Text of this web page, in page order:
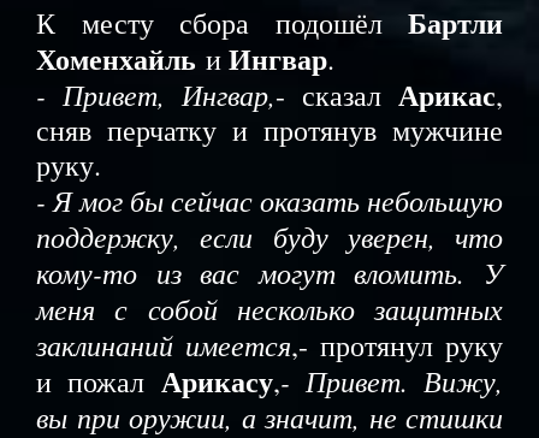
К месту сбора подошёл Бартли
Хоменхайль иИнгвар.
- Привет, Ингвар,- сказал Арикас,
сняв перчатку и протянув мужчине
руку.
- Я мог бы сейчас оказать небольшую
поддержку, если буду уверен, что
кому-то из вас могут вломить. У
меня с собой несколько защитных
заклинаний имеется,- протянул руку
и пожал Арикасу,- Привет. Вижу,
вы при оружии, а значит, не стишки